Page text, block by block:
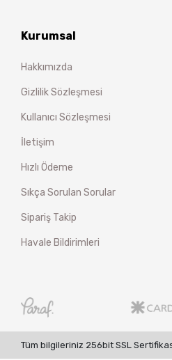
Kurumsal
Hakkımızda
Gizlilik Sözleşmesi
Kullanıcı Sözleşmesi
İletişim
Hızlı Ödeme
Sıkça Sorulan Sorular
Sipariş Takip
Havale Bildirimleri
Tüm bilgileriniz 256bit SSL